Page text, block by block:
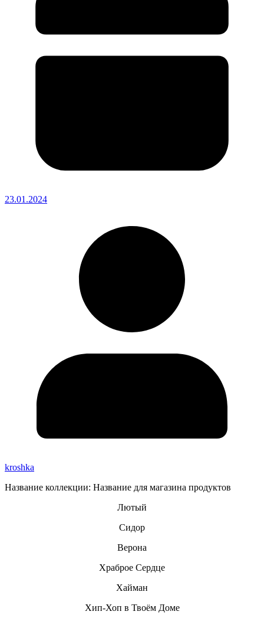
23.01.2024
kroshka
Название коллекции: Название для магазина продуктов
Лютый
Сидор
Верона
Храброе Сердце
Хайман
Хип-Хоп в Твоём Доме